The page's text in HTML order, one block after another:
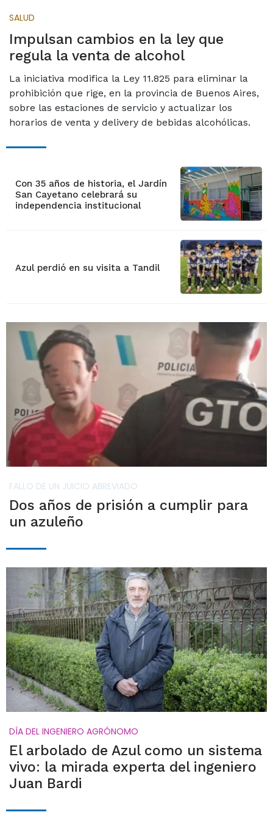
SALUD
Impulsan cambios en la ley que
regula la venta de alcohol
La iniciativa modifica la Ley 11.825 para eliminar la
prohibición que rige, en la provincia de Buenos Aires,
sobre las estaciones de servicio y actualizar los
horarios de venta y delivery de bebidas alcohólicas.
Con 35 años de historia, el Jardín
San Cayetano celebrará su
independencia institucional
Azul perdió en su visita a Tandil
FALLO DE UN JUICIO ABREVIADO
Dos años de prisión a cumplir para
un azuleño
DÍA DEL INGENIERO AGRÓNOMO
El arbolado de Azul como un sistema
vivo: la mirada experta del ingeniero
Juan Bardi